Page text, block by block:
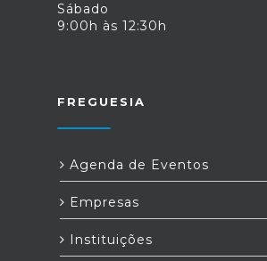
Sábado
9:00h às 12:30h
FREGUESIA
Agenda de Eventos
Empresas
Instituições